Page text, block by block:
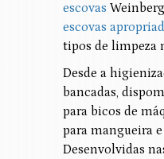
escovas
escovas
tipos de limpeza
Desde a
bancadas,
para bicos de
para mangueira
Desenvolvidas